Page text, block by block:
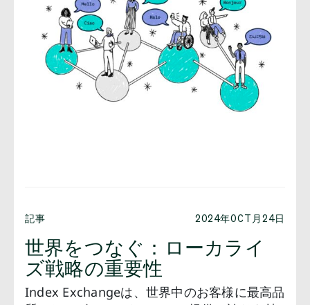
記事 2024年OCT月24日
世界をつなぐ：ローカライ
ズ戦略の重要性
Index Exchangeは、世界中のお客様に最高品